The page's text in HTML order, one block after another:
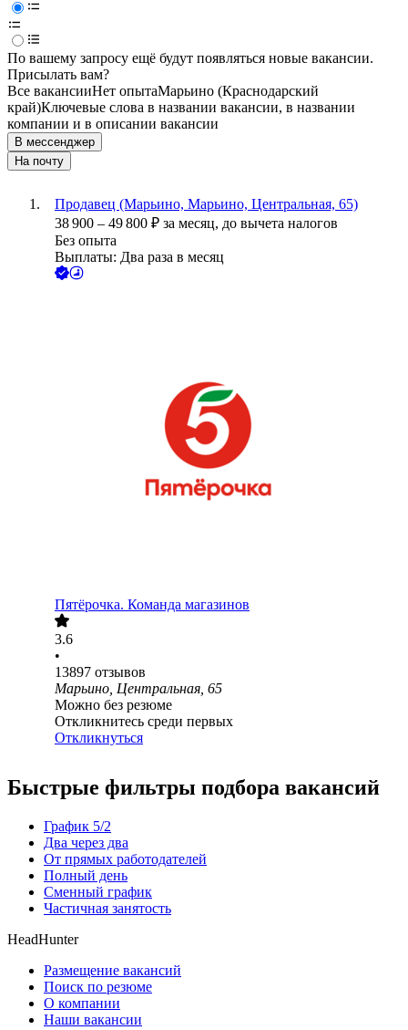
По вашему запросу ещё будут появляться новые вакансии.
Присылать вам?
Все вакансииНет опытаМарьино (Краснодарский
край)Ключевые слова в названии вакансии, в названии
компании и в описании вакансии
В мессенджер
На почту
Продавец (Марьино, Марьино, Центральная, 65)
38 900 – 49 800 ₽ за месяц, до вычета налогов
Без опыта
Выплаты: Два раза в месяц
Пятёрочка. Команда магазинов
3.6
•
13897 отзывов
Марьино, Центральная, 65
Можно без резюме
Откликнитесь среди первых
Откликнуться
Быстрые фильтры подбора вакансий
График 5/2
Два через два
От прямых работодателей
Полный день
Сменный график
Частичная занятость
HeadHunter
Размещение вакансий
Поиск по резюме
О компании
Наши вакансии